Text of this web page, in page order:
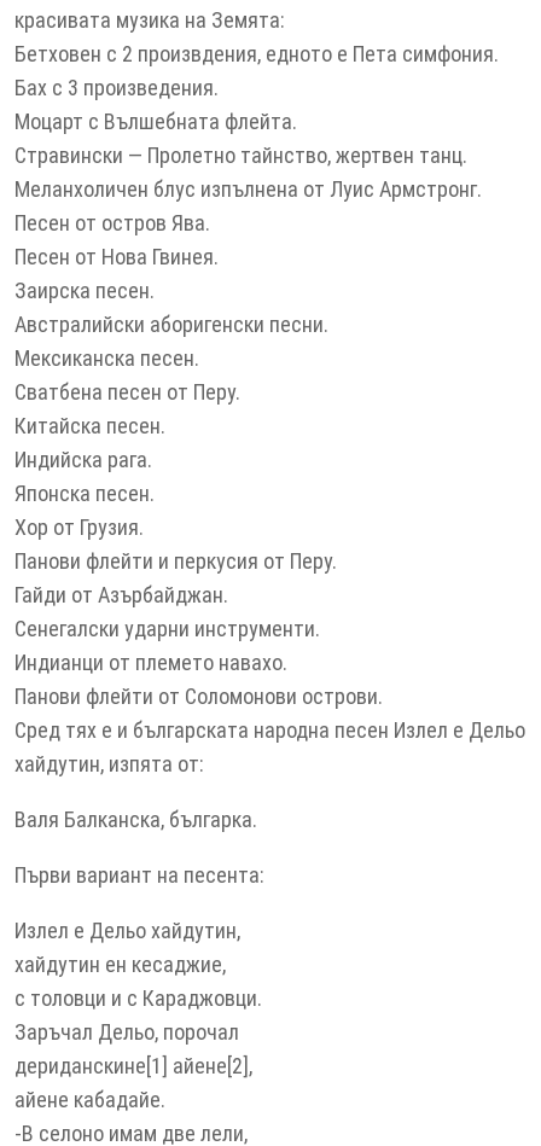
красивата музика на Земята:
Бетховен с 2 произвдения, едното е Пета симфония.
Бах с 3 произведения.
Моцарт с Вълшебната флейта.
Стравински — Пролетно тайнство, жертвен танц.
Меланхоличен блус изпълнена от Луис Армстронг.
Песен от остров Ява.
Песен от Нова Гвинея.
Заирска песен.
Австралийски аборигенски песни.
Мексиканска песен.
Сватбена песен от Перу.
Китайска песен.
Индийска рага.
Японска песен.
Хор от Грузия.
Панови флейти и перкусия от Перу.
Гайди от Азърбайджан.
Сенегалски ударни инструменти.
Индианци от племето навахо.
Панови флейти от Соломонови острови.
Сред тях е и българската народна песен Излел е Дельо
хайдутин, изпята от:
Валя Балканска, българка.
Първи вариант на песента:
Излел е Дельо хайдутин,
хайдутин ен кесаджие,
с толовци и с Караджовци.
Заръчал Дельо, порочал
дериданскине[1] айене[2],
айене кабадайе.
-В селоно имам две лели,